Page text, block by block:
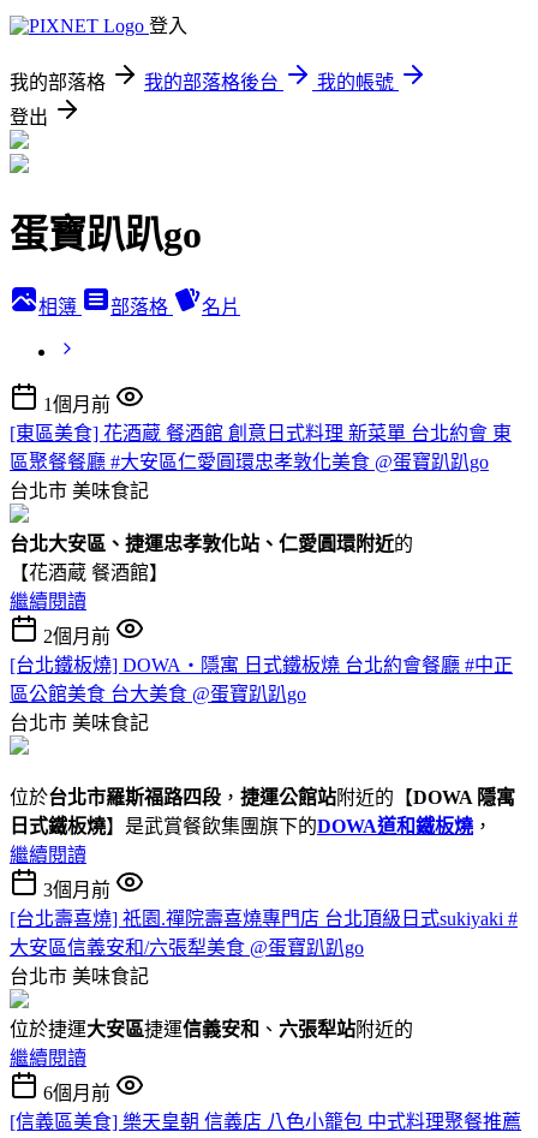
登入
我的部落格 我的部落格後台
我的帳號
登出
蛋寶趴趴go
相簿 部落格 名片
1個月前
[東區美食] 花酒蔵 餐酒館 創意日式料理 新菜單 台北約會 東
區聚餐餐廳 #大安區仁愛圓環忠孝敦化美食 @蛋寶趴趴go
台北市 美味食記
台北大安區、捷運忠孝敦化站、仁愛圓環附近的
【花酒蔵 餐酒館】
繼續閱讀
2個月前
[台北鐵板燒] DOWA・隱寓 日式鐵板燒 台北約會餐廳 #中正
區公館美食 台大美食 @蛋寶趴趴go
台北市 美味食記
位於台北市羅斯福路四段 ， 捷運公館站附近的【DOWA 隱寓
日式鐵板燒】是武賞餐飲集團旗下的DOWA道和鐵板燒 ，
繼續閱讀
3個月前
[台北壽喜燒] 祇園.禪院壽喜燒專門店 台北頂級日式sukiyaki #
大安區信義安和/六張犁美食 @蛋寶趴趴go
台北市 美味食記
位於捷運大安區捷運信義安和 、 六張犁站附近的
繼續閱讀
6個月前
[信義區美食] 樂天皇朝 信義店 八色小籠包 中式料理聚餐推薦